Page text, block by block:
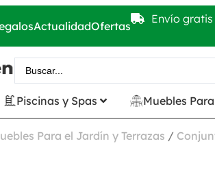
ActualidadOfertas
Envío
Piscinas y Spas Muebles
Para el Jardín y Terrazas /